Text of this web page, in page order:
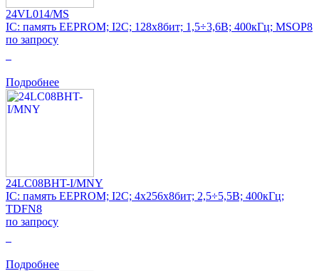
24VL014/MS
IC: память EEPROM; I2C; 128x8бит; 1,5÷3,6В; 400кГц; MSOP8
по запросу
Подробнее
24LC08BHT-I/MNY
IC: память EEPROM; I2C; 4x256x8бит; 2,5÷5,5В; 400кГц;
TDFN8
по запросу
Подробнее